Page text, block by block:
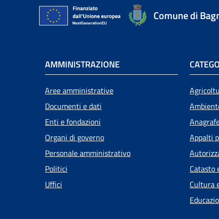
Comune di
AMMINISTRAZIONE
Aree amministrative
Documenti e dati
Enti e fondazioni
Organi di governo
Personale amministrativo
Politici
Uffici
Appalti
Catasto
Cultura